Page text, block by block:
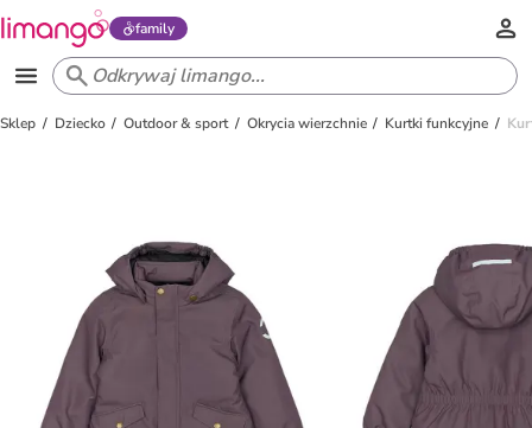
family
Sklep Dziecko Outdoor & sport Okrycia wierzchnie Kurtki funkcyjne